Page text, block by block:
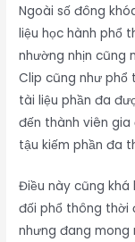
Ngoài số đông
liệu học hành phổ
nhường nhịn cũng
Clip cũng như phổ
tài liệu phần đa
đến thành viên
tậu kiếm phần đa
Điều này cũng khá
đối phổ thông thời
nhưng đang mong